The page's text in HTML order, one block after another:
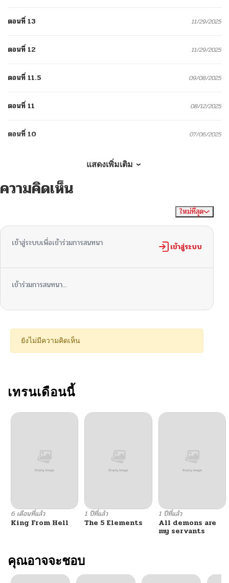
ตอนที่ 13 11/29/2025
ตอนที่ 12 11/29/2025
ตอนที่ 11.5 09/08/2025
ตอนที่ 11 08/12/2025
ตอนที่ 10 07/06/2025
ตอนที่ 8.5
04/22/2025
ตอนที่ 7 04/22/2025
04/22/2025
ตอนที่ 4 04/22/2025
ตอนที่ 2
ตอนที่ 1
แสดงเพิ่มเติม
ความคิดเห็น
ใหม่ที่สุด
เข้าสู่ระบบเพื่อเข้าร่วมการสนทนา เข้าสู่ระบบ
เข้าร่วมการสนทนา...
ยังไม่มีความคิดเห็น
เทรนเดือนนี้
6 เดือนที่แล้ว
King From Hell
1 ปีที่แล้ว
The 5 Elements
1 ปีที่แล้ว
All demons are
my servants
คุณอาจจะชอบ